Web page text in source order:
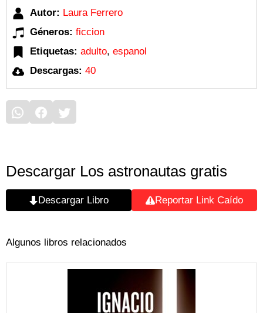
Autor: Laura Ferrero
Géneros: ficcion
Etiquetas: adulto, espanol
Descargas: 40
Descargar Los astronautas gratis
Descargar Libro Reportar Link Caído
Algunos libros relacionados